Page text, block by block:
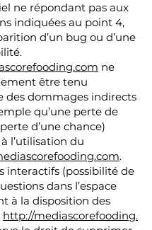
ne répondant pas aux
indiquées au point 4,
d’un bug ou d’une
ne
être tenu
des dommages indirects
qu’une perte de
d’une chance)
l’utilisation du
.
interactifs (possibilité de
dans l’espace
à la disposition des
http://mediascorefooding.